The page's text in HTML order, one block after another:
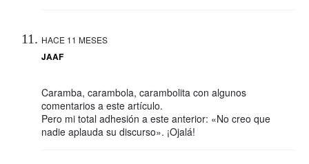
HACE 11 MESES
JAAF
Caramba, carambola, carambolita con algunos
comentarios a este artículo.
Pero mi total adhesión a este anterior: «No creo que
nadie aplauda su discurso». ¡Ojalá!